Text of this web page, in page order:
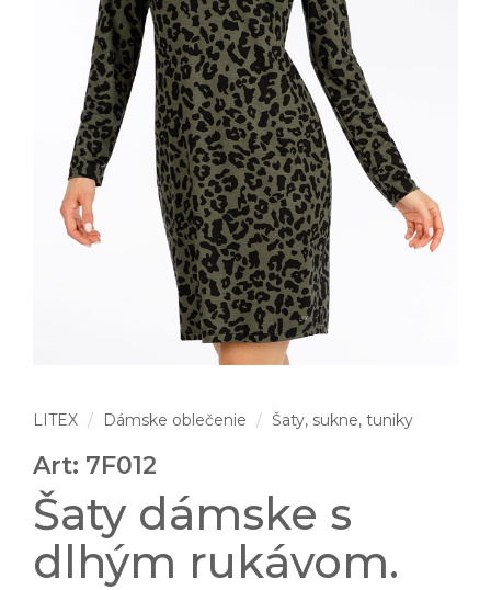
LITEX Dámske oblečenie Šaty, sukne, tuniky
Art: 7F012
Šaty dámske s
dlhým rukávom.